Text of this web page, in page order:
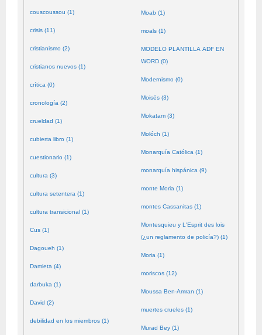
couscoussou (1)
crisis (11)
cristianismo (2)
cristianos nuevos (1)
crítica (0)
cronología (2)
crueldad (1)
cubierta libro (1)
cuestionario (1)
cultura (3)
cultura setentera (1)
cultura transicional (1)
Cus (1)
Dagoueh (1)
Damieta (4)
darbuka (1)
David (2)
debilidad en los miembros (1)
Moab (1)
moals (1)
MODELO PLANTILLA ADF EN
WORD (0)
Modernismo (0)
Moisés (3)
Mokatam (3)
Molóch (1)
Monarquía Católica (1)
monarquía hispánica (9)
monte Moria (1)
montes Cassanitas (1)
Montesquieu y L'Esprit des lois
(¿un reglamento de policía?) (1)
Moria (1)
moriscos (12)
Moussa Ben-Amran (1)
muertes crueles (1)
Murad Bey (1)